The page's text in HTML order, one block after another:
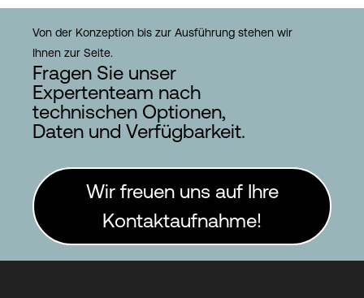
Von der Konzeption bis zur Ausführung stehen wir
Ihnen zur Seite.
Fragen Sie unser
Expertenteam nach
technischen Optionen,
Daten und Verfügbarkeit.
Wir freuen uns auf Ihre
Kontaktaufnahme!